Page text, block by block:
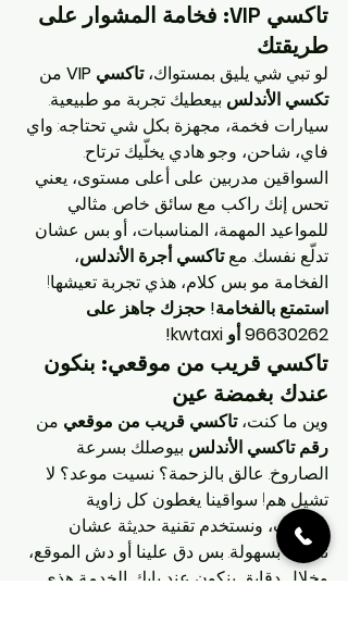
تاكسي VIP: فخامة المشوار على
طريقتك
لو تبي شي يليق بمستواك، تاكسي VIP
من
تكسي الأندلس بيعطيك تجربة مو طبيعية.
سيارات فخمة، مجهزة بكل شي تحتاجه: واي
فاي، شاحن، وجو هادي يخلّيك ترتاح.
السواقين مدربين على أعلى مستوى، يعني
تحس إنك راكب مع سائق خاص. مثالي
للمواعيد المهمة، المناسبات، أو بس عشان
تدلّع نفسك. مع تاكسي أجرة الأندلس،
الفخامة مو بس كلام، هذي تجربة تعيشها!
استمتع بالفخامة! حجزك جاهز على
96630262 أو kwtaxi!
تاكسي قريب من موقعي: بنكون
عندك بغمضة عين
وين ما كنت، تاكسي قريب من موقعي من
رقم تاكسي الأندلس بيوصلك بسرعة
الصاروخ. عالق بالزحمة؟ نسيت موعد؟ لا
تشيل هم! سواقينا يغطون كل زاوية
بالكويت، ونستخدم تقنية حديثة عشان
نلاقيك بسهولة. بس دق علينا أو دش الموقع،
وخلال دقايق بنكون عند بابك. الخدمة هذي